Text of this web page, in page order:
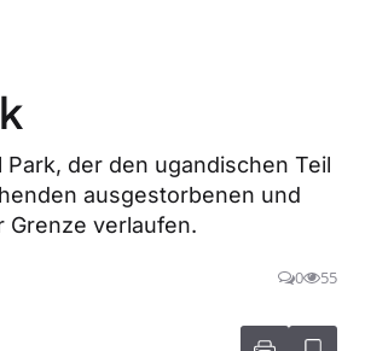
der den ugandischen Teil
ausgestorbenen und
Grenze verlaufen.
0 55